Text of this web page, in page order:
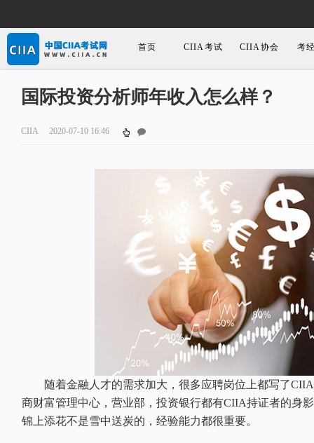
首页 CIIA考试 CIIA协会 考
国际投资分析师年收入怎么样？
CIIA 2020-07-10 16:46
随着金融人才的需求加大，很多应聘岗位上都写了CIIA
商财富管理中心，营业部，投资银行都有CIIA持证者的身
锦上添花不是雪中送炭的，经验能力都很重要。